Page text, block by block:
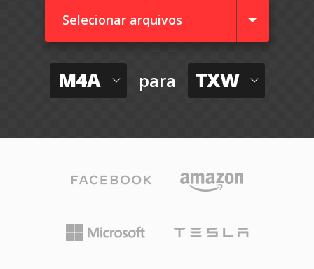
Selecionar arquivos
M4A para TXW